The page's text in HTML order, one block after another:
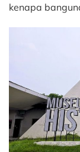
kenapa